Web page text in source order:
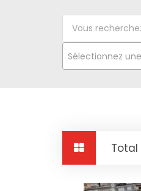
Sélectionnez
Total